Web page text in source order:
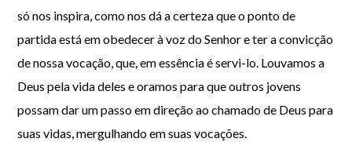
só nos inspira, como nos dá a certeza que o ponto de
partida está em obedecer à voz do Senhor e ter a convicção
de nossa vocação, que, em essência é servi-lo. Louvamos a
Deus pela vida deles e oramos para que outros jovens
possam dar um passo em direção ao chamado de Deus para
suas vidas, mergulhando em suas vocações.